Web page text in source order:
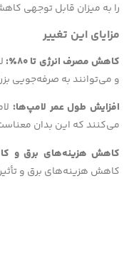
را به میزان قابل توجهی
مزایای این تغییر
کاهش مصرف انرژی تا ۸۰٪:
و می‌توانند به صرفه‌جویی
افزایش طول عمر لامپ‌ها:
می‌کنند که این بدان
کاهش هزینه‌های برق و
کاهش هزینه‌های برق و